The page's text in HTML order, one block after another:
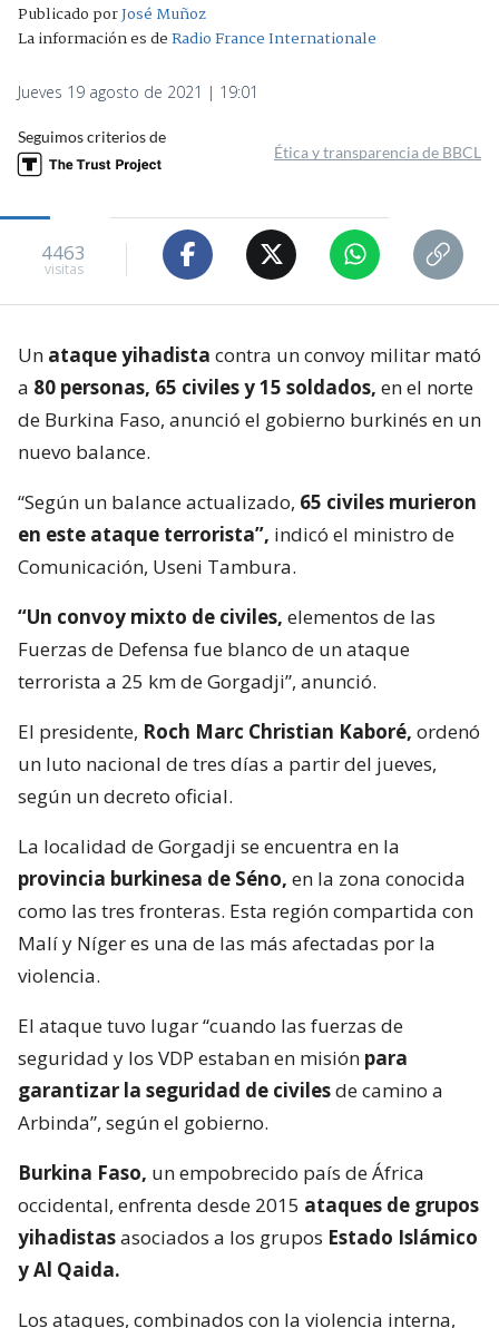
Publicado porJosé Muñoz
La información es deRadio France Internationale
Jueves 19 agosto de 2021 | 19:01
Seguimos criterios de
Ética y transparencia de BBCL
4463
visitas
Un ataque yihadista contra un convoy militar mató
a 80 personas, 65 civiles y 15 soldados, en el norte
de Burkina Faso, anunció el gobierno burkinés en un
nuevo balance.
“Según un balance actualizado, 65 civiles murieron
en este ataque terrorista”, indicó el ministro de
Comunicación, Useni Tambura.
“Un convoy mixto de civiles, elementos de las
Fuerzas de Defensa fue blanco de un ataque
terrorista a 25 km de Gorgadji”, anunció.
El presidente, Roch Marc Christian Kaboré, ordenó
un luto nacional de tres días a partir del jueves,
según un decreto oficial.
La localidad de Gorgadji se encuentra en la
provincia burkinesa de Séno, en la zona conocida
como las tres fronteras. Esta región compartida con
Malí y Níger es una de las más afectadas por la
violencia.
El ataque tuvo lugar “cuando las fuerzas de
seguridad y los VDP estaban en misión para
garantizar la seguridad de civilesde camino a
Arbinda”, según el gobierno.
Burkina Faso, un empobrecido país de África
occidental, enfrenta desde 2015 ataques de grupos
yihadistasasociados a los grupos Estado Islámico
y Al Qaida.
Los ataques, combinados con la violencia interna,